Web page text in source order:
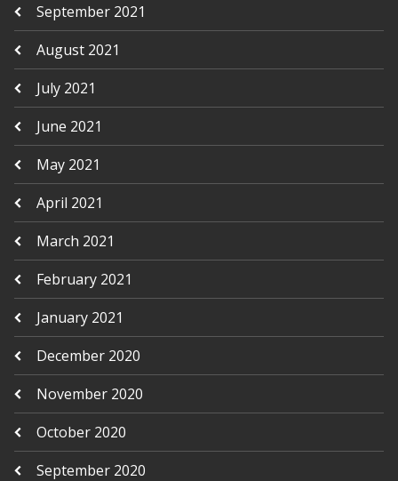
September 2021
August 2021
July 2021
June 2021
May 2021
April 2021
March 2021
February 2021
January 2021
December 2020
November 2020
October 2020
September 2020